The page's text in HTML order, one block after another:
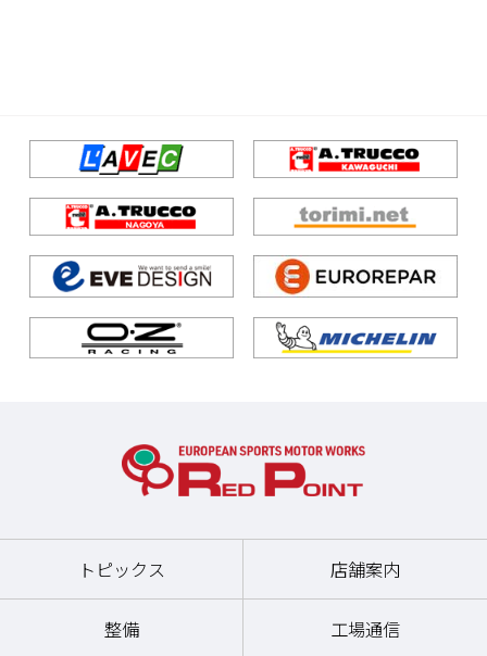
トピックス 店舗案内
整備 工場通信